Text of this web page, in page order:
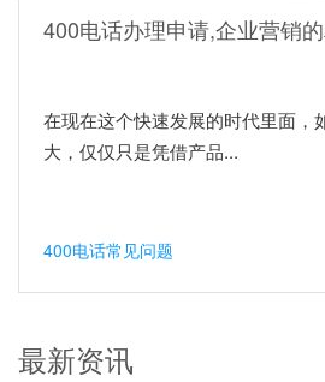
400电话办理申请,企业营销
在现在这个快速发展的时代里面，
大，仅仅只是凭借产品...
400电话常见问题
最新资讯